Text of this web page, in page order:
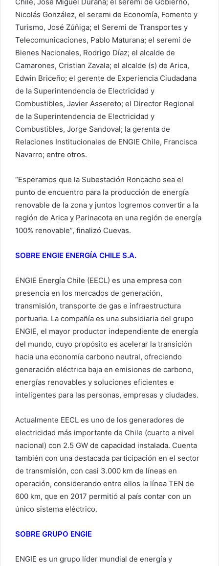
Chile, José Miguel Durana; el seremi de Gobierno,
Nicolás González, el seremi de Economía, Fomento y
Turismo, José Zúñiga; el Seremi de Transportes y
Telecomunicaciones, Pablo Maturana; el seremi de
Bienes Nacionales, Rodrigo Díaz; el alcalde de
Camarones, Cristian Zavala; el alcalde (s) de Arica,
Edwin Briceño; el gerente de Experiencia Ciudadana
de la Superintendencia de Electricidad y
Combustibles, Javier Assereto; el Director Regional
de la Superintendencia de Electricidad y
Combustibles, Jorge Sandoval; la gerenta de
Relaciones Institucionales de ENGIE Chile, Francisca
Navarro; entre otros.
“Esperamos que la Subestación Roncacho sea el
punto de encuentro para la producción de energía
renovable de la zona y juntos logremos convertir a la
región de Arica y Parinacota en una región de energía
100% renovable”, finalizó Cuevas.
SOBRE ENGIE ENERGÍA CHILE S.A.
ENGIE Energía Chile (EECL) es una empresa con
presencia en los mercados de generación,
transmisión, transporte de gas e infraestructura
portuaria. La compañía es una subsidiaria del grupo
ENGIE, el mayor productor independiente de energía
del mundo, cuyo propósito es acelerar la transición
hacia una economía carbono neutral, ofreciendo
generación eléctrica baja en emisiones de carbono,
energías renovables y soluciones eficientes e
inteligentes para las personas, empresas y ciudades.
Actualmente EECL es uno de los generadores de
electricidad más importante de Chile (cuarto a nivel
nacional) con 2.5 GW de capacidad instalada. Cuenta
también con una destacada participación en el sector
de transmisión, con casi 3.000 km de líneas en
operación, considerando entre ellos la línea TEN de
600 km, que en 2017 permitió al país contar con un
único sistema eléctrico.
SOBRE GRUPO ENGIE
ENGIE es un grupo líder mundial de energía y